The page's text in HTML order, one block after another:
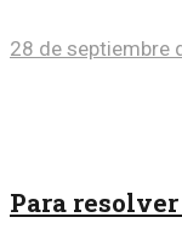
28 de septiembre
Para